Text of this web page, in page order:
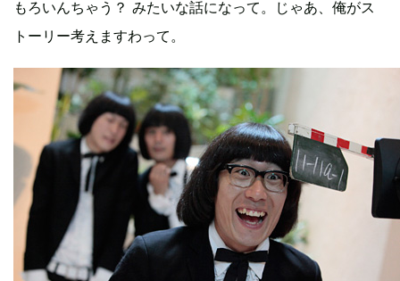
もろいんちゃう？ みたいな話になって。じゃあ、俺がス
トーリー考えますわって。